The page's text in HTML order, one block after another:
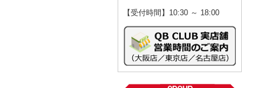
【受付時間】10:30 ～ 18:00